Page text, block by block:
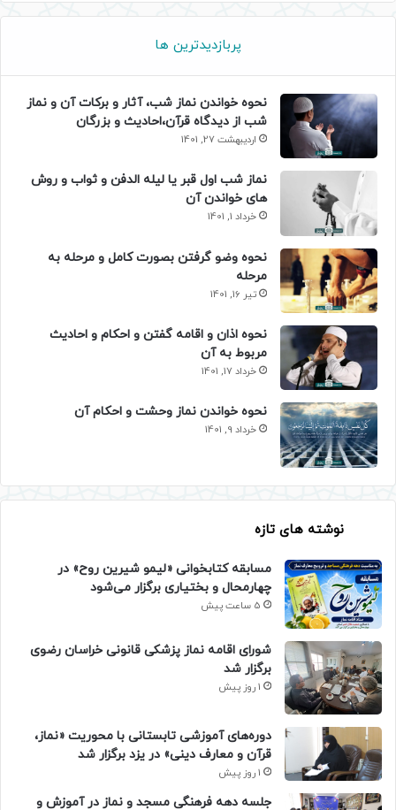
پربازدیدترین ها
نحوه خواندن نماز شب، آثار و برکات آن و نماز
شب از دیدگاه قرآن،احادیث و بزرگان
اردیبهشت 27, 1401
نماز شب اول قبر یا لیله الدفن و ثواب و روش
های خواندن آن
خرداد 1, 1401
نحوه وضو گرفتن بصورت کامل و مرحله به
مرحله
تیر 16, 1401
نحوه اذان و اقامه گفتن و احکام و احادیث
مربوط به آن
خرداد 17, 1401
نحوه خواندن نماز وحشت و احکام آن
خرداد 9, 1401
نوشته های تازه
مسابقه کتابخوانی «لیمو شیرین روح» در
چهارمحال و بختیاری برگزار می‌شود
5 ساعت پیش
شورای اقامه نماز پزشکی قانونی خراسان رضوی
برگزار شد
1 روز پیش
دوره‌های آموزشی تابستانی با محوریت «نماز،
قرآن و معارف دینی» در یزد برگزار شد
1 روز پیش
جلسه دهه فرهنگی مسجد و نماز در آموزش و